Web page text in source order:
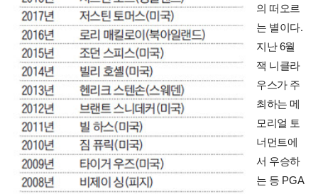
의 떠오르
는 별이다.
지난 6월
잭 니클라
우스가 주
최하는 메
모리얼 토
너먼트에
서 우승하
는 등 PGA